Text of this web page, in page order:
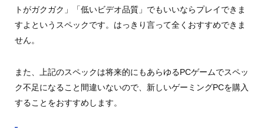
トがガクガク」「低いビデオ品質」でもいいならプレイできま
すよというスペックです。はっきり言って全くおすすめできま
せん。
また、上記のスペックは将来的にもあらゆるPCゲームでスペッ
ク不足になること間違いないので、新しいゲーミングPCを購入
することをおすすめします。